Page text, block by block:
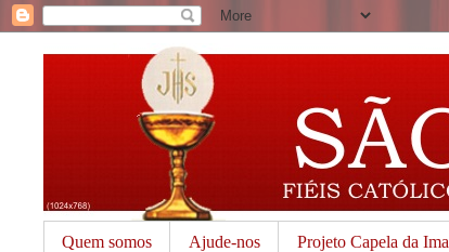
Quem somos Ajude-nos Projeto Capela da